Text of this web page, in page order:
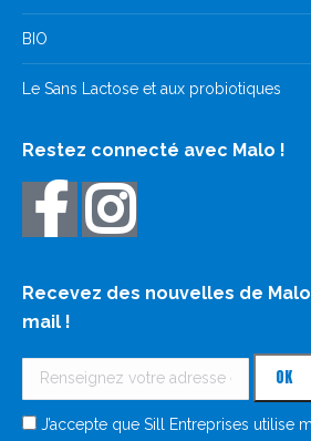
BIO
Le Sans Lactose et aux probiotiques
Restez connecté avec Malo !
Recevez des nouvelles de
mail !
J’accepte que Sill Entreprises utilise